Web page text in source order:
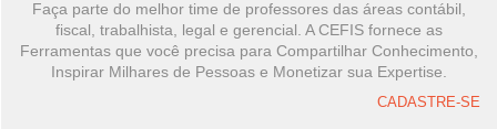
Faça parte do melhor time de professores das áreas contábil,
fiscal, trabalhista, legal e gerencial. A CEFIS fornece as
Ferramentas que você precisa para Compartilhar Conhecimento,
Inspirar Milhares de Pessoas e Monetizar sua Expertise.
CADASTRE-SE